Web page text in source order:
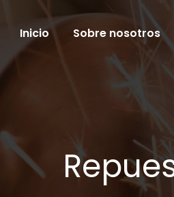
Inicio Sobre nosotros